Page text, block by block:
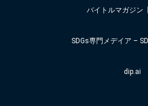
バイトルマガジン
SDGs専門メデイア –
dip.ai